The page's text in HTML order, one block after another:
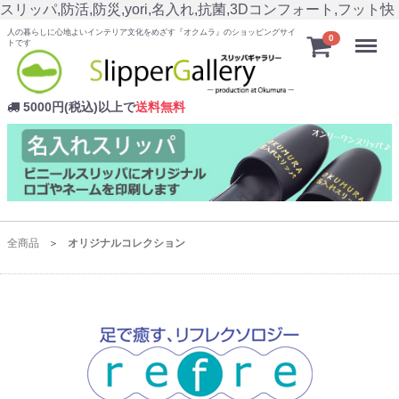
スリッパ,防活,防災,yori,名入れ,抗菌,3Dコンフォート,フット快
人の暮らしに心地よいインテリア文化をめざす『オクムラ』のショッピングサイ
トです
5000円(税込)以上で送料無料
0 Menu
全商品 オリジナルコレクション